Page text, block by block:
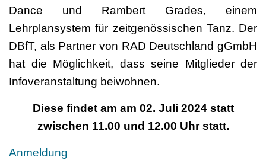
Dance und Rambert Grades, einem
Lehrplansystem für zeitgenössischen Tanz. Der
DBfT, als Partner von RAD Deutschland gGmbH
hat die Möglichkeit, dass seine Mitglieder der
Infoveranstaltung beiwohnen.
Diese findet am am 02. Juli 2024 statt
zwischen 11.00 und 12.00 Uhr statt.
Anmeldung